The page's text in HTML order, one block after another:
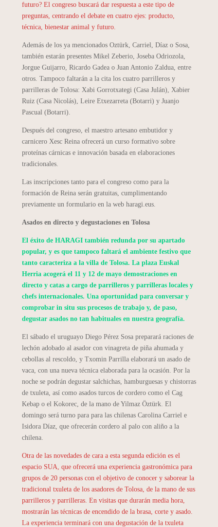
futuro? El congreso buscará dar respuesta a este tipo de
preguntas, centrando el debate en cuatro ejes: producto,
técnica, bienestar animal y futuro.
Además de los ya mencionados Oztürk, Carriel, Díaz o Sosa,
también estarán presentes Mikel Zeberio, Joseba Odriozola,
Jorgue Guijarro, Ricardo Gadea o Juan Antonio Zaldua, entre
otros. Tampoco faltarán a la cita los cuatro parrilleros y
parrilleras de Tolosa: Xabi Gorrotxategi (Casa Julán), Xabier
Ruiz (Casa Nicolás), Leire Etxezarreta (Botarri) y Juanjo
Pascual (Botarri).
Después del congreso, el maestro artesano embutidor y
carnicero Xesc Reina ofrecerá un curso formativo sobre
proteínas cárnicas e innovación basada en elaboraciones
tradicionales.
Las inscripciones tanto para el congreso como para la
formación de Reina serán gratuitas, cumplimentando
previamente un formulario en la web haragi.eus.
Asados en directo y degustaciones en Tolosa
El éxito de HARAGI también redunda por su apartado
popular, y es que tampoco faltará el ambiente festivo que
tanto caracteriza a la villa de Tolosa. La plaza Euskal
Herria acogerá el 11 y 12 de mayo demostraciones en
directo y catas a cargo de parrilleros y parrilleras locales y
chefs internacionales. Una oportunidad para conversar y
comprobar in situ sus procesos de trabajo y, de paso,
degustar asados no tan habituales en nuestra geografía.
El sábado el uruguayo Diego Pérez Sosa preparará raciones de
lechón adobado al asador con vinagreta de piña ahumada y
cebollas al rescoldo, y Txomin Parrilla elaborará un asado de
vaca, con una nueva técnica elaborada para la ocasión. Por la
noche se podrán degustar salchichas, hamburguesas y chistorras
de txuleta, así como asados turcos de cordero como el Cag
Kebap o el Kokorec, de la mano de Yilmaz Öztürk. El
domingo será turno para para las chilenas Carolina Carriel e
Isidora Díaz, que ofrecerán cordero al palo con aliño a la
chilena.
Otra de las novedades de cara a esta segunda edición es el
espacio SUA, que ofrecerá una experiencia gastronómica para
grupos de 20 personas con el objetivo de conocer y saborear la
tradicional txuleta de los asadores de Tolosa, de la mano de sus
parrilleros y parrilleras. En visitas que durarán media hora,
mostrarán las técnicas de encendido de la brasa, corte y asado.
La experiencia terminará con una degustación de la txuleta